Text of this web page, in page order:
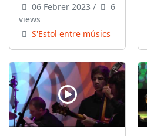
06 Febrer 2023 /
6
views
S'Estol entre músics